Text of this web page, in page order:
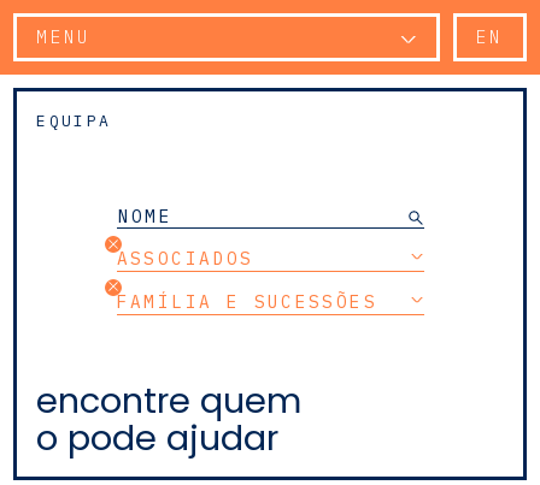
MENU EN
EQUIPA
ASSOCIADOS
FAMÍLIA E SUCESSÕES
encontre quem
o pode ajudar